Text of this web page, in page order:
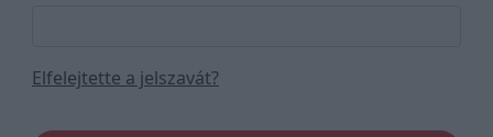
Elfelejtette a jelszavát?